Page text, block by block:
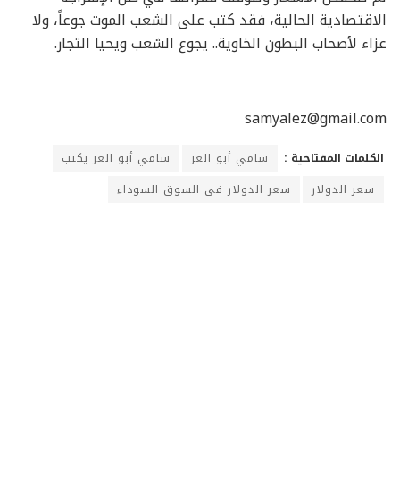
الاقتصادية الحالية، فقد كتب على الشعب الموت جوعاً، ولا
عزاء لأصحاب البطون الخاوية.. يجوع الشعب ويحيا التجار.
samyalez@gmail.com
الكلمات المفتاحية : سامي أبو العز
سامي أبو العز يكتب
سعر الدولار
سعر الدولار في السوق السوداء